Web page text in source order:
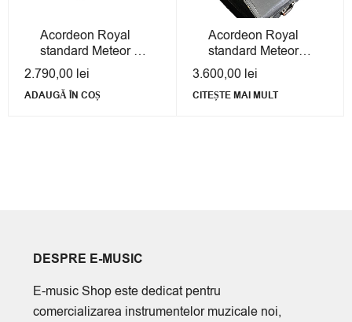
Acordeon Royal
standard Meteor 40
- Second Hand cu
Garanție
2.790,00 lei
ADAUGĂ ÎN COȘ
Acordeon Royal
standard Meteor
120 - Second Hand
cu Garanție
3.600,00 lei
CITEȘTE MAI MULT
DESPRE E-MUSIC
E-music Shop este dedicat pentru
comercializarea instrumentelor muzicale noi,